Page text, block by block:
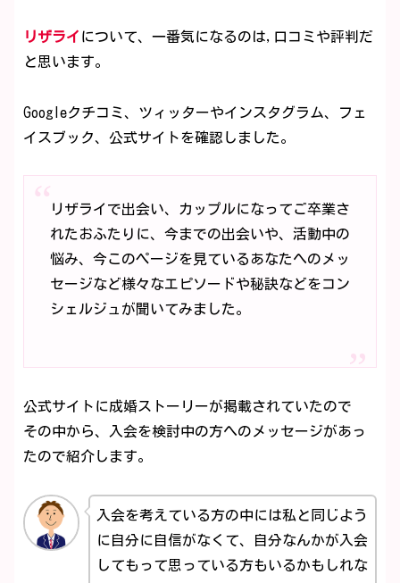
リザライ について、一番気になるのは,口コミや評判だ
と思います。
Googleクチコミ、ツィッターやインスタグラム、フェ
イスブック、公式サイトを確認しました。
リザライで出会い、カップルになってご卒業さ
れたおふたりに、今までの出会いや、活動中の
悩み、今このページを見ているあなたへのメッ
セージなど様々なエピソードや秘訣などをコン
シェルジュが聞いてみました。
公式サイトに成婚ストーリーが掲載されていたので
その中から、入会を検討中の方へのメッセージがあっ
たので紹介します。
入会を考えている方の中には私と同じよう
に自分に自信がなくて、自分なんかが入会
してもって思っている方もいるかもしれな